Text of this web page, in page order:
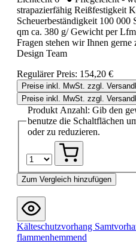
strapazierfähig Reißfestigkeit
Scheuerbeständigkeit 100
qm ca. 380 g/ Gewicht per
Fragen stehen wir Ihnen
Design Team
Regulärer Preis: 154,20 €
Preise inkl. MwSt. zzgl.
Preise inkl. MwSt. zzgl.
Produkt Anzahl: Gib den
benutze die Schaltflächen
oder zu reduzieren.
Zum Vergleich hinzufügen
Kälteschutzvorhang
flammenhemmend